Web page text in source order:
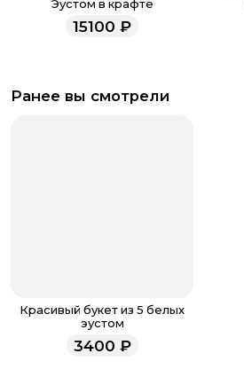
Эустом в крафте
15100 ₽
Ранее вы смотрели
Красивый букет из 5 белых
эустом
3400 ₽